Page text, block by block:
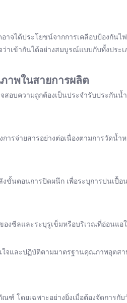
าจได้ประโยชน์จากการเคลือบป้อง
ว่าเข้ากันได้อย่างสมบูรณ์แบบกับทั้งปร
าพในสายการผลิต
อบความถูกต้องเป็นประจำรับประกั
รจ่ายสารอย่างต่อเนื่องตามการวัดน้
นตอนการปิดผนึก เพื่อระบุการปนเปื้
งซีลและระบุรูเข็มหรือบริเวณที่อ่อน
ใจและปฏิบัติตามมาตรฐานคุณภาพอุตส
โดยเฉพาะอย่างยิ่งเมื่อต้องจัดการกั